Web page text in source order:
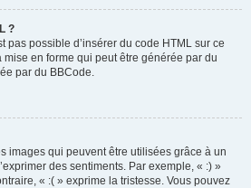
?
pas possible d’insérer du code HTML sur ce
en forme qui peut être générée par du
par du BBCode.
images qui peuvent être utilisées grâce à un
des sentiments. Par exemple, « :) »
« :( » exprime la tristesse. Vous pouvez